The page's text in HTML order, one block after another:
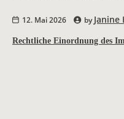
12. Mai 2026 byJanine
Rechtliche Einordnung des